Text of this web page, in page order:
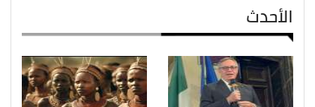
الأحدث